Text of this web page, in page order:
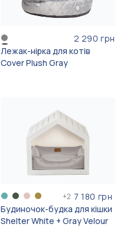
2 290 грн
Лежак-нірка для котів
Cover Plush Gray
+2 7 180 грн
Будиночок-будка для кішки
Shelter White + Gray Velour